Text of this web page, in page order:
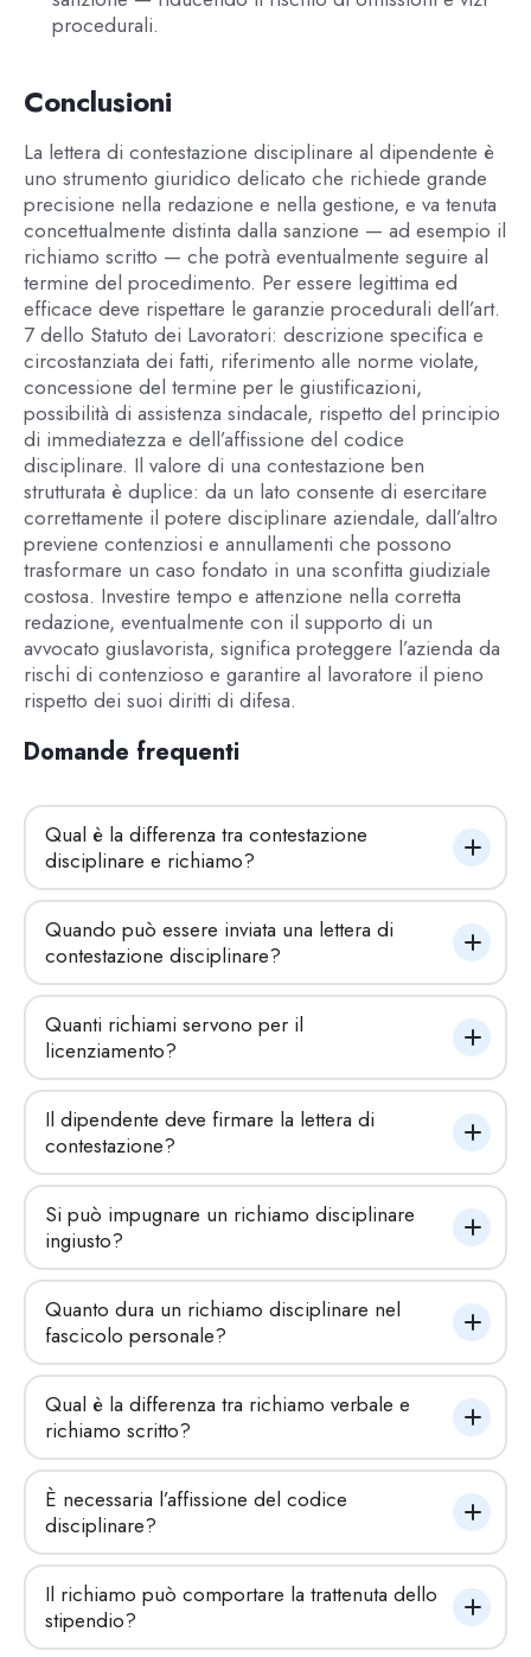
procedurali.
Conclusioni
La lettera di contestazione disciplinare al dipendente è
uno strumento giuridico delicato che richiede grande
precisione nella redazione e nella gestione, e va tenuta
concettualmente distinta dalla sanzione — ad esempio il
richiamo scritto — che potrà eventualmente seguire al
termine del procedimento. Per essere legittima ed
efficace deve rispettare le garanzie procedurali dell’art.
7 dello Statuto dei Lavoratori: descrizione specifica e
circostanziata dei fatti, riferimento alle norme violate,
concessione del termine per le giustificazioni,
possibilità di assistenza sindacale, rispetto del principio
di immediatezza e dell’affissione del codice
disciplinare. Il valore di una contestazione ben
strutturata è duplice: da un lato consente di esercitare
correttamente il potere disciplinare aziendale, dall’altro
previene contenziosi e annullamenti che possono
trasformare un caso fondato in una sconfitta giudiziale
costosa. Investire tempo e attenzione nella corretta
redazione, eventualmente con il supporto di un
avvocato giuslavorista, significa proteggere l’azienda da
rischi di contenzioso e garantire al lavoratore il pieno
rispetto dei suoi diritti di difesa.
Domande frequenti
Qual è la differenza tra contestazione
disciplinare e richiamo?
Quando può essere inviata una lettera di
contestazione disciplinare?
Quanti richiami servono per il
licenziamento?
Il dipendente deve firmare la lettera di
contestazione?
Si può impugnare un richiamo disciplinare
ingiusto?
Quanto dura un richiamo disciplinare nel
fascicolo personale?
Qual è la differenza tra richiamo verbale e
richiamo scritto?
È necessaria l’affissione del codice
disciplinare?
Il richiamo può comportare la trattenuta dello
stipendio?